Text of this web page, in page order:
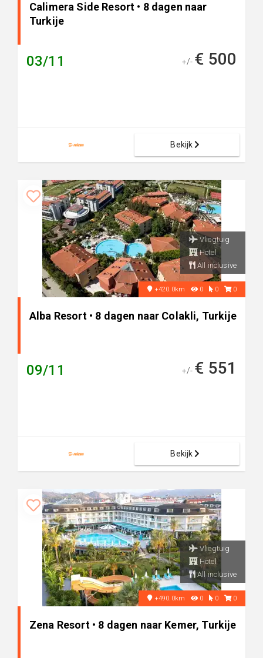
Calimera Side Resort • 8 dagen naar
Turkije
03/11 +/- € 500
Bekijk
Vliegtuig
Hotel
All inclusive
+420.0km 0 0 0
Alba Resort • 8 dagen naar Colakli, Turkije
09/11 +/- € 551
Bekijk
Vliegtuig
Hotel
All inclusive
+490.0km 0 0 0
Zena Resort • 8 dagen naar Kemer, Turkije